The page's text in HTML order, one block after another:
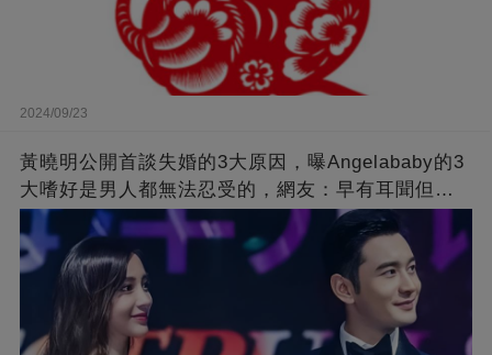
2024/09/23
黃曉明公開首談失婚的3大原因，曝Angelababy的3
大嗜好是男人都無法忍受的，網友：早有耳聞但想
不到那麼嚴重！